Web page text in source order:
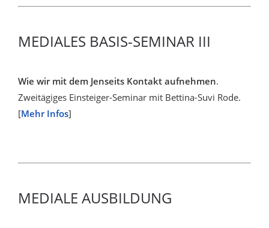
MEDIALES BASIS-SEMINAR III
Wie wir mit dem Jenseits Kontakt aufnehmen.
Zweitägiges Einsteiger-Seminar mit Bettina-Suvi Rode.
[Mehr Infos]
MEDIALE AUSBILDUNG